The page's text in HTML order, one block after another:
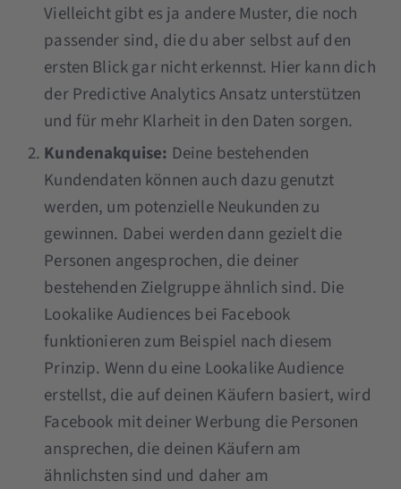
Vielleicht gibt es ja andere Muster, die noch
passender sind, die du aber selbst auf den
ersten Blick gar nicht erkennst. Hier kann dich
der Predictive Analytics Ansatz unterstützen
und für mehr Klarheit in den Daten sorgen.
Kundenakquise: Deine bestehenden
Kundendaten können auch dazu genutzt
werden, um potenzielle Neukunden zu
gewinnen. Dabei werden dann gezielt die
Personen angesprochen, die deiner
bestehenden Zielgruppe ähnlich sind. Die
Lookalike Audiences bei Facebook
funktionieren zum Beispiel nach diesem
Prinzip. Wenn du eine Lookalike Audience
erstellst, die auf deinen Käufern basiert, wird
Facebook mit deiner Werbung die Personen
ansprechen, die deinen Käufern am
ähnlichsten sind und daher am